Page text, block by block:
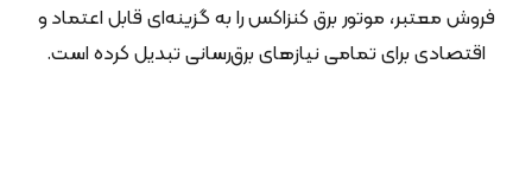
فروش معتبر، موتور برق کنزاکس را به گزینه‌ای قابل اعتماد و
اقتصادی برای تمامی نیازهای برق‌رسانی تبدیل کرده است.